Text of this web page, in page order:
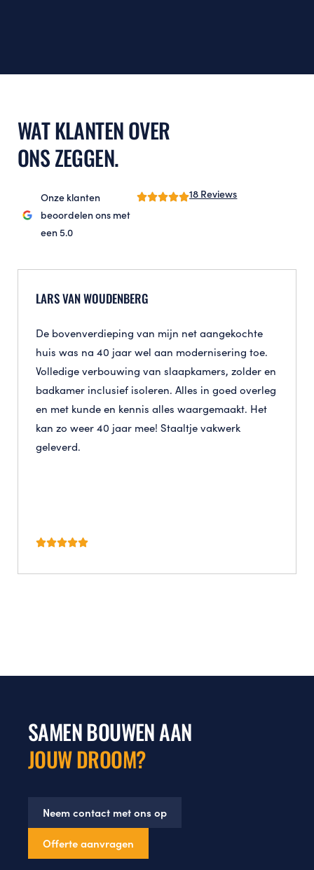
WAT KLANTEN OVER
ONS ZEGGEN.
Onze klanten
beoordelen ons met
een 5.0
18 Reviews
LARS VAN WOUDENBERG
De bovenverdieping van mijn net aangekochte
huis was na 40 jaar wel aan modernisering toe.
Volledige verbouwing van slaapkamers, zolder en
badkamer inclusief isoleren. Alles in goed overleg
en met kunde en kennis alles waargemaakt. Het
kan zo weer 40 jaar mee! Staaltje vakwerk
geleverd.
SAMEN BOUWEN AAN
JOUW DROOM?
Neem contact met ons op
Offerte aanvragen